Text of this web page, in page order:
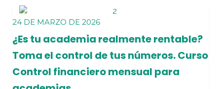
24 DE MARZO DE 2026
¿Es tu academia realmente rentable?
Toma el control de tus números. Curso
Control financiero mensual para